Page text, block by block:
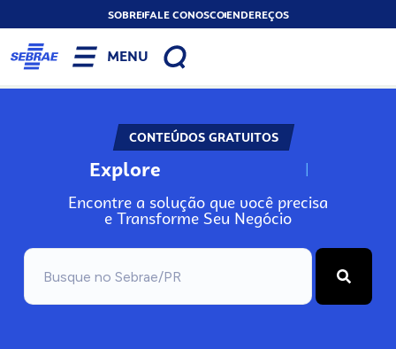
SOBREFALE CONOSCOENDEREÇOS
MENU
CONTEÚDOS GRATUITOS
Explore N
Encontre a solução que você precisa
e Transforme Seu Negócio